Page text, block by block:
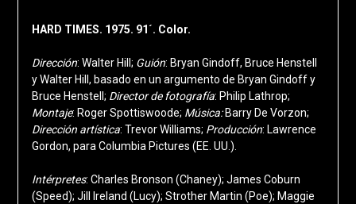
HARD TIMES. 1975. 91´. Color.
Dirección: Walter Hill; Guión: Bryan Gindoff, Bruce Henstell
y Walter Hill, basado en un argumento de Bryan Gindoff y
Bruce Henstell; Director de fotografía: Philip Lathrop;
Montaje: Roger Spottiswoode; Música: Barry De Vorzon;
Dirección artística: Trevor Williams; Producción: Lawrence
Gordon, para Columbia Pictures (EE. UU.).
Intérpretes: Charles Bronson (Chaney); James Coburn
(Speed); Jill Ireland (Lucy); Strother Martin (Poe); Maggie